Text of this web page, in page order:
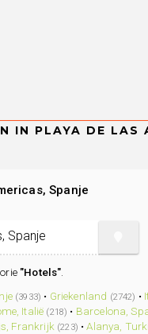
Spanje
"Hotels".
(3933) • Griekenland (2742) •
Italië (218) • Barcelona,
Frankrijk (223) •Alanya,